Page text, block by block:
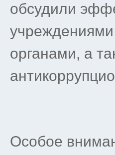
обсудили
органами, а
Особое